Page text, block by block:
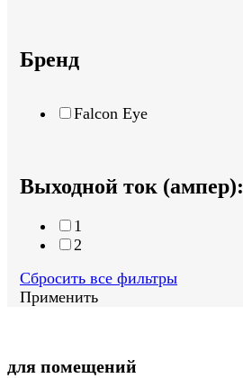
Бренд
Falcon Eye
Выходной ток (ампер):
1
2
Сбросить все фильтры
Применить
для помещений